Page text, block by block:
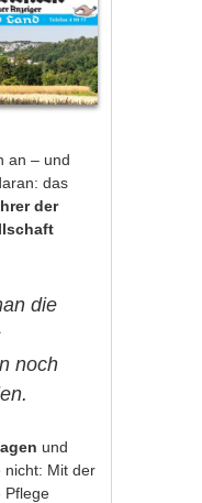
an – und
das
der
die
noch
und
nicht: Mit der
Pflege